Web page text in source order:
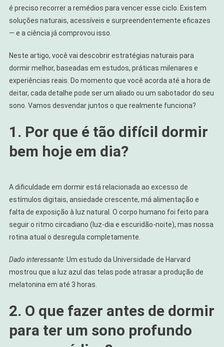
é preciso recorrer a remédios para vencer esse ciclo. Existem
soluções naturais, acessíveis e surpreendentemente eficazes
— e a ciência já comprovou isso.
Neste artigo, você vai descobrir estratégias naturais para
dormir melhor, baseadas em estudos, práticas milenares e
experiências reais. Do momento que você acorda até a hora de
deitar, cada detalhe pode ser um aliado ou um sabotador do seu
sono. Vamos desvendar juntos o que realmente funciona?
1. Por que é tão difícil dormir
bem hoje em dia?
A dificuldade em dormir está relacionada ao excesso de
estímulos digitais, ansiedade crescente, má alimentação e
falta de exposição à luz natural. O corpo humano foi feito para
seguir o ritmo circadiano (luz-dia e escuridão-noite), mas nossa
rotina atual o desregula completamente.
Dado interessante:Um estudo da Universidade de Harvard
mostrou que a luz azul das telas pode atrasar a produção de
melatonina em até 3 horas.
2. O que fazer antes de dormir
para ter um sono profundo